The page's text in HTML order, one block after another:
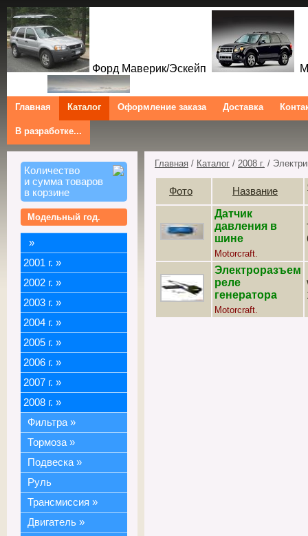
Форд Маверик/Эскейп
Трибют
Ford Maverick/Escape
Tribute Ford Kuga/Escape
Главная Каталог Оформление заказа Доставка
В разработке...
Количество
и сумма товаров
в корзине
Модельный год.
»
2001 г. »
2002 г. »
2003 г. »
2004 г. »
2005 г. »
2006 г. »
2007 г. »
2008 г. »
Фильтра »
Тормоза »
Подвеска »
Руль
Трансмиссия »
Двигатель »
Главная / Каталог / 2008 г. /
Фото Название
Датчик
давления в
шине
Motorcraft.
Электроразъем
реле
генератора
Motorcraft.